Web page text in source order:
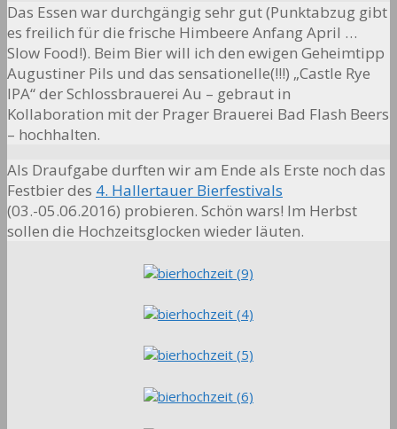
Das Essen war durchgängig sehr gut (Punktabzug gibt
es freilich für die frische Himbeere Anfang April …
Slow Food!). Beim Bier will ich den ewigen Geheimtipp
Augustiner Pils und das sensationelle(!!!) „Castle Rye
IPA“ der Schlossbrauerei Au – gebraut in
Kollaboration mit der Prager Brauerei Bad Flash Beers
– hochhalten.
Als Draufgabe durften wir am Ende als Erste noch das
Festbier des 4. Hallertauer Bierfestivals
(03.-05.06.2016) probieren. Schön wars! Im Herbst
sollen die Hochzeitsglocken wieder läuten.